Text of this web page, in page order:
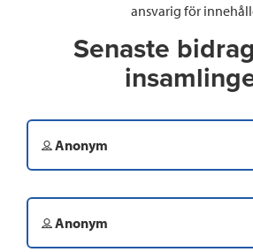
ansvarig för
Senaste
Anonym
Anonym